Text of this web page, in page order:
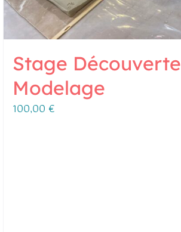
Stage Découverte
Modelage
100,00 €